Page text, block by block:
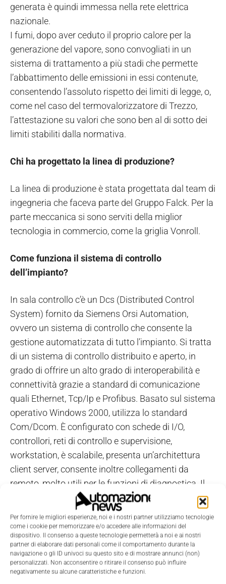
Per fornire le migliori esperienze, noi e i nostri partner utilizziamo tecnologie
come i cookie per memorizzare e/o accedere alle informazioni del
dispositivo. Il consenso a queste tecnologie permetterà a noi e ai nostri
partner di elaborare dati personali come il comportamento durante la
navigazione o gli ID univoci su questo sito e di mostrare annunci (non)
personalizzati. Non acconsentire o ritirare il consenso può influire
negativamente su alcune caratteristiche e funzioni.
generata è quindi immessa nella rete elettrica
nazionale.
I fumi, dopo aver ceduto il proprio calore per la
generazione del vapore, sono convogliati in un
sistema di trattamento a più stadi che permette
l’abbattimento delle emissioni in essi contenute,
consentendo l’assoluto rispetto dei limiti di legge, o,
come nel caso del termovalorizzatore di Trezzo,
l’attestazione su valori che sono ben al di sotto dei
limiti stabiliti dalla normativa.
Chi ha progettato la linea di produzione?
La linea di produzione è stata progettata dal team di
ingegneria che faceva parte del Gruppo Falck. Per la
parte meccanica si sono serviti della miglior
tecnologia in commercio, come la griglia Vonroll.
Come funziona il sistema di controllo
dell’impianto?
In sala controllo c’è un Dcs (Distributed Control
System) fornito da Siemens Orsi Automation,
ovvero un sistema di controllo che consente la
gestione automatizzata di tutto l’impianto. Si tratta
di un sistema di controllo distribuito e aperto, in
grado di offrire un alto grado di interoperabilità e
connettività grazie a standard di comunicazione
quali Ethernet, Tcp/Ip e Profibus. Basato sul sistema
operativo Windows 2000, utilizza lo standard
Com/Dcom. È configurato con schede di I/O,
controllori, reti di controllo e supervisione,
workstation, è scalabile, presenta un’architettura
client server, consente inoltre collegamenti da
remoto, molto utili per le funzioni di diagnostica. Il
sistema di Trezzo è costituito da otto OpenPmc in
hot back up che gestiscono l’area forno-caldaia,
l’area turbina a vapore, l’acqua di raffreddamento, il
Bop e il sistema trattamento emissioni. Il sistema di
controllo consente la riduzione dei tempi di avvio,
tramite la standardizzazione d’impianto e la